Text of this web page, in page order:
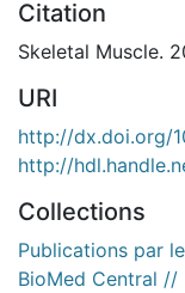
Citation
Skeletal Muscle.
URI
http://dx.doi.org/
http://
Collections
Publications par
BioMed Central